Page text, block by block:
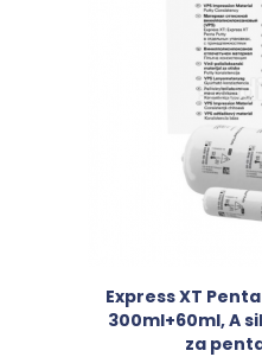
Express XT
300ml+60ml, A
za